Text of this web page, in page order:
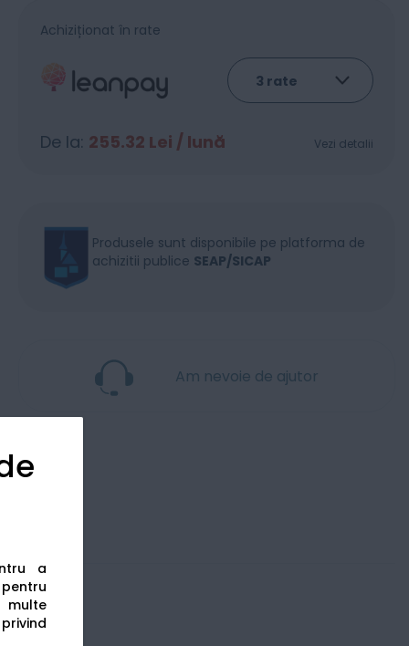
a
multe
Achiziționat în rate
De la: 255.32 Lei / lună Vezi detalii
Produsele sunt disponibile pe platforma de
achizitii publice SEAP/SICAP
Am nevoie de ajutor